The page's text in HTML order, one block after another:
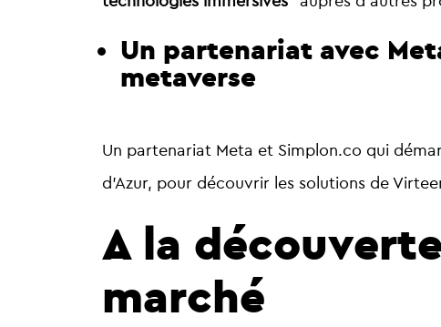
Un partenariat avec
metaverse
Un partenariat Meta et Simplon.co qui
d’Azur, pour découvrir les solutions de
A la
marché